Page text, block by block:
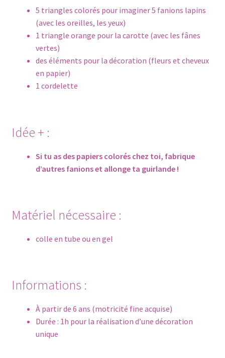
5 triangles colorés pour imaginer 5 fanions lapins
(avec les oreilles, les yeux)
1 triangle orange pour la carotte (avec les fânes
vertes)
des éléments pour la décoration (fleurs et cheveux
en papier)
1 cordelette
Idée + :
Si tu as des papiers colorés chez toi, fabrique
d’autres fanions et allonge ta guirlande !
Matériel nécessaire :
colle en tube ou en gel
Informations :
À partir de 6 ans (motricité fine acquise)
Durée : 1h pour la réalisation d’une décoration
unique